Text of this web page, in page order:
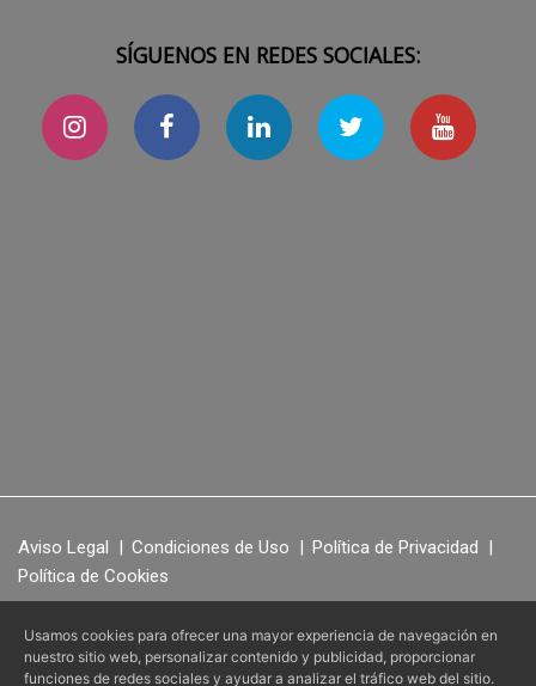
SÍGUENOS EN REDES SOCIALES:
Aviso Legal | Condiciones de Uso | Política de Privacidad |
Política de Cookies
© 2026 -RegenerO IV Station- Todos los derechos reservados.
Usamos cookies para ofrecer una mayor experiencia de navegación en
nuestro sitio web, personalizar contenido y publicidad, proporcionar
funciones de redes sociales y ayudar a analizar el tráfico web del sitio.